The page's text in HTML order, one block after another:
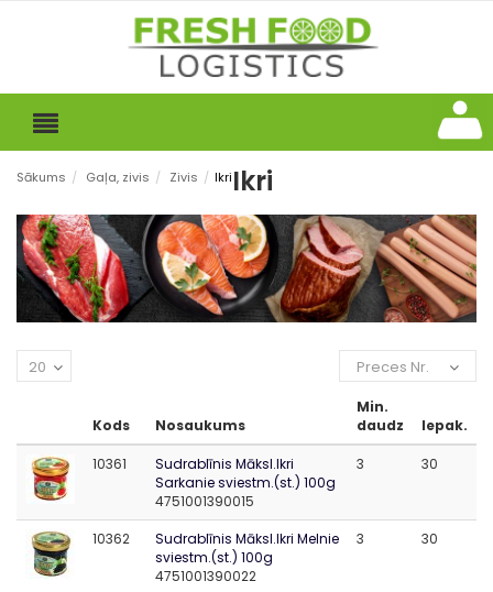
Sākums / Gaļa, zivis / Zivis / IkriIkri
Preces Nr.
20
Kods Nosaukums
Min.
daudz
Iepak.
10361
Sudrablīnis Māksl.Ikri
Sarkanie sviestm.(st.) 100g
4751001390015
3 30
10362
Sudrablīnis Māksl.Ikri Melnie
sviestm.(st.) 100g
4751001390022
3 30